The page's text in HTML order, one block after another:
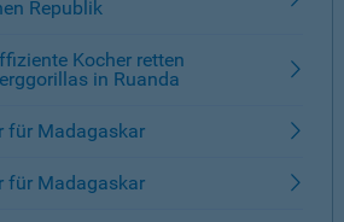
Republik
Kocher retten
in Ruanda
für Madagaskar
für Madagaskar